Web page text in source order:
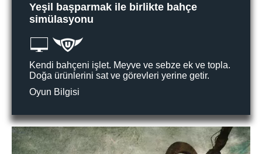
Yeşil başparmak ile birlikte bahçe
simülasyonu
Kendi bahçeni işlet. Meyve ve sebze ek ve topla.
Doğa ürünlerini sat ve görevleri yerine getir.
Oyun Bilgisi